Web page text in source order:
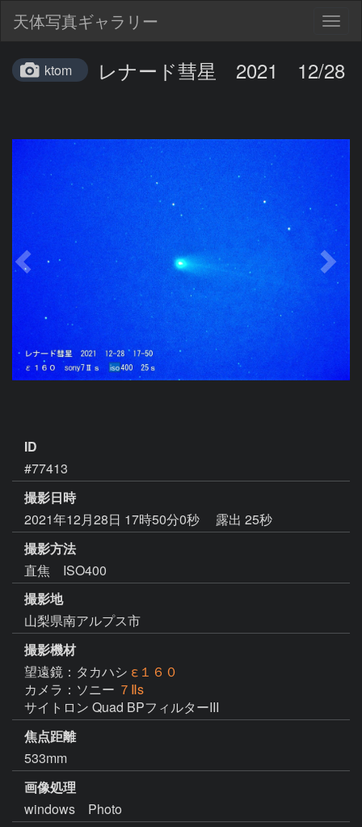
天体写真ギャラリー
ktom レナード彗星 2021 12/28
ID
#77413
撮影日時
2021年12月28日 17時50分0秒
露出 25秒
撮影方法
直焦 ISO400
撮影地
山梨県南アルプス市
撮影機材
望遠鏡：タカハシ ε１６０
カメラ：ソニー ７Ⅱs
サイトロン Quad BPフィルターIII
焦点距離
533mm
画像処理
windows　Photo